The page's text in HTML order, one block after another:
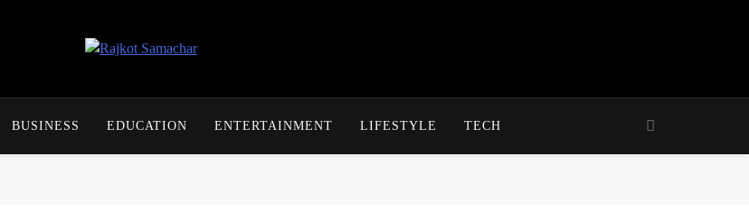
BUSINESS EDUCATION ENTERTAINMENT LIFESTYLE TECH